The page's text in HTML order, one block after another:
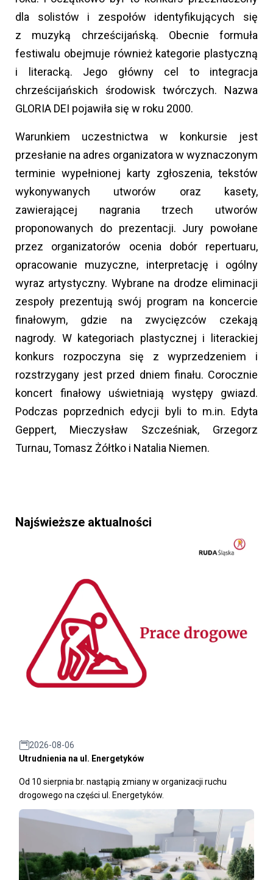
dla solistów i zespołów identyfikujących się
z muzyką chrześcijańską. Obecnie formuła
festiwalu obejmuje również kategorie plastyczną
i literacką. Jego główny cel to integracja
chrześcijańskich środowisk twórczych. Nazwa
GLORIA DEI pojawiła się w roku 2000.
Warunkiem uczestnictwa w konkursie jest
przesłanie na adres organizatora w wyznaczonym
terminie wypełnionej karty zgłoszenia, tekstów
wykonywanych utworów oraz kasety,
zawierającej nagrania trzech utworów
proponowanych do prezentacji. Jury powołane
przez organizatorów ocenia dobór repertuaru,
opracowanie muzyczne, interpretację i ogólny
wyraz artystyczny. Wybrane na drodze eliminacji
zespoły prezentują swój program na koncercie
finałowym, gdzie na zwycięzców czekają
nagrody. W kategoriach plastycznej i literackiej
konkurs rozpoczyna się z wyprzedzeniem i
rozstrzygany jest przed dniem finału. Corocznie
koncert finałowy uświetniają występy gwiazd.
Podczas poprzednich edycji byli to m.in. Edyta
Geppert, Mieczysław Szcześniak, Grzegorz
Turnau, Tomasz Żółtko i Natalia Niemen.
Najświeższe aktualności
2026-08-06
Utrudnienia na ul. Energetyków
Od 10 sierpnia br. nastąpią zmiany w organizacji ruchu
drogowego na części ul. Energetyków.